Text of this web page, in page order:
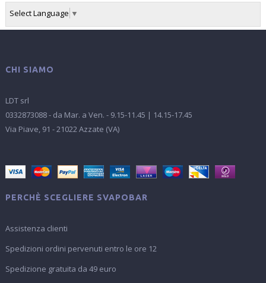
‹
CONTINUE
( 200remaining characters)
Select Language ▼
CHI SIAMO
LDT srl
0332873088 - da Mar. a Ven. - 9.15-11.45 | 14.15-17.45
Via Piave, 91 - 21022 Azzate (VA)
PERCHÈ SCEGLIERE SVAPOBAR
Assistenza clienti
Spedizioni ordini pervenuti entro le ore 12
Spedizione gratuita da 49 euro